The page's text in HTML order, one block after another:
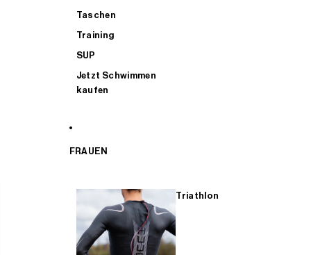
Taschen
Training
SUP
Jetzt Schwimmen
kaufen
FRAUEN
Triathlon